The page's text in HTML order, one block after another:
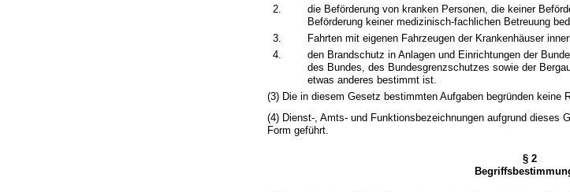
2.
die Beförderung von kranken Personen, die keiner
Beförderung keiner medizinisch-fachlichen Betreuung
3.
Fahrten mit eigenen Fahrzeugen der Krankenhäuser
4.
den Brandschutz in Anlagen und Einrichtungen der
des Bundes, des Bundesgrenzschutzes sowie der
etwas anderes bestimmt ist.
(3) Die in diesem Gesetz bestimmten Aufgaben begründen keine
(4) Dienst-, Amts- und Funktionsbezeichnungen aufgrund dieses
Form geführt.
§ 2